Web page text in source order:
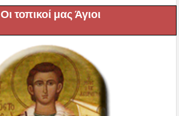
Οι τοπικοί μας Άγιοι